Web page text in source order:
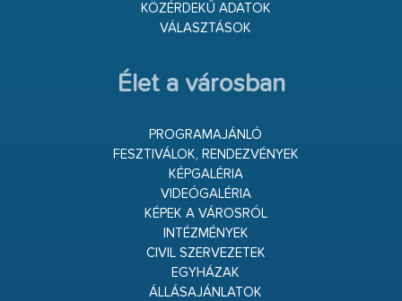
KÖZÉRDEKŰ ADATOK
VÁLASZTÁSOK
Élet a városban
PROGRAMAJÁNLÓ
FESZTIVÁLOK, RENDEZVÉNYEK
KÉPGALÉRIA
VIDEÓGALÉRIA
KÉPEK A VÁROSRÓL
INTÉZMÉNYEK
CIVIL SZERVEZETEK
EGYHÁZAK
ÁLLÁSAJÁNLATOK